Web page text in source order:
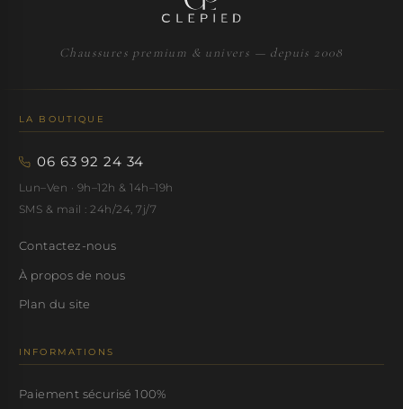
Chaussures premium & univers — depuis 2008
LA BOUTIQUE
06 63 92 24 34
Lun–Ven · 9h–12h & 14h–19h
SMS & mail : 24h/24, 7j/7
Contactez-nous
À propos de nous
Plan du site
INFORMATIONS
Paiement sécurisé 100%